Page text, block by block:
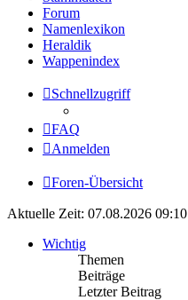
Forum
Namenlexikon
Heraldik
Wappenindex
Schnellzugriff
FAQ
Anmelden
Foren-Übersicht
Aktuelle Zeit: 07.08.2026 09:10
Wichtig
Themen
Beiträge
Letzter Beitrag